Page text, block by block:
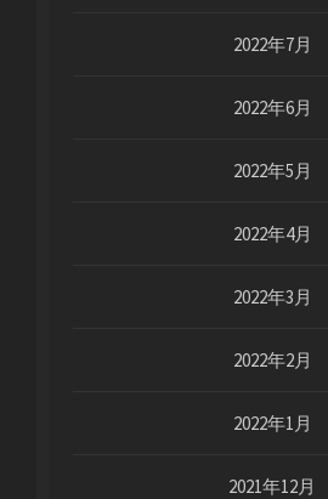
2022年7月
2022年6月
2022年5月
2022年4月
2022年3月
2022年2月
2022年1月
2021年12月